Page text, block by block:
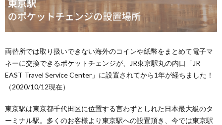
両替所では取り扱いできない海外のコインや紙幣をまとめて電子マ
ネーに交換できるポケットチェンジが、JR東京駅丸の内口「JR
EAST Travel Service Center」に設置されてから1年が経ちました！
（2020/10/12現在）
東京駅は東京都千代田区に位置する言わずとしれた日本最大級のタ
ーミナル駅。多くのお客様より東京駅への設置頂き、今では東京駅